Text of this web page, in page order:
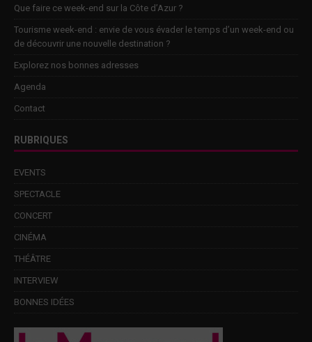
Que faire ce week-end sur la Côte d’Azur ?
Tourisme week-end : envie de vous évader le temps d’un week-end ou
de découvrir une nouvelle destination ?
Explorez nos bonnes adresses
Agenda
Contact
RUBRIQUES
EVENTS
SPECTACLE
CONCERT
CINÉMA
THÉÂTRE
INTERVIEW
BONNES IDÉES